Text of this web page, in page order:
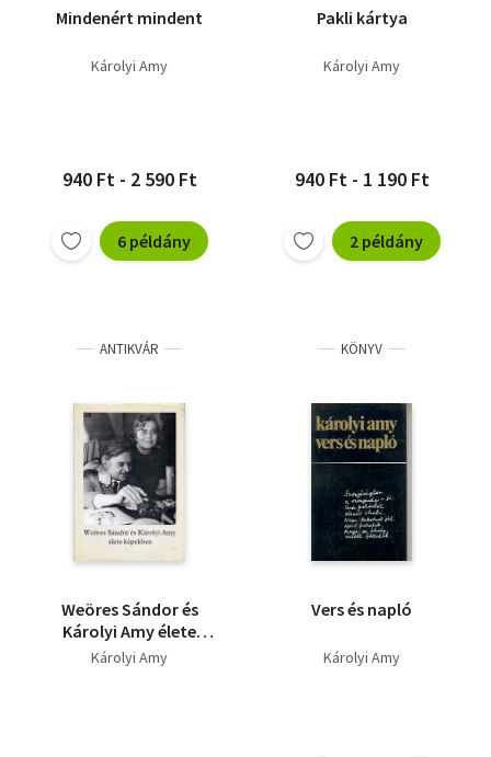
Mindenért mindent
Károlyi Amy
940 Ft - 2 590 Ft
6 példány
Pakli kártya
Károlyi Amy
940 Ft - 1 190 Ft
2 példány
ANTIKVÁR
Weöres Sándor és
Károlyi Amy élete
képekben
Károlyi Amy
KÖNYV
Vers és napló
Károlyi Amy